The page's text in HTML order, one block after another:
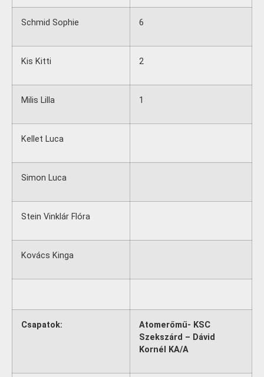
Schmid Sophie 6
Kis Kitti 2
Milis Lilla 1
Kellet Luca
Simon Luca
Stein Vinklár Flóra
Kovács Kinga
Csapatok:
Atomerőmű- KSC
Szekszárd – Dávid
Kornél KA/A